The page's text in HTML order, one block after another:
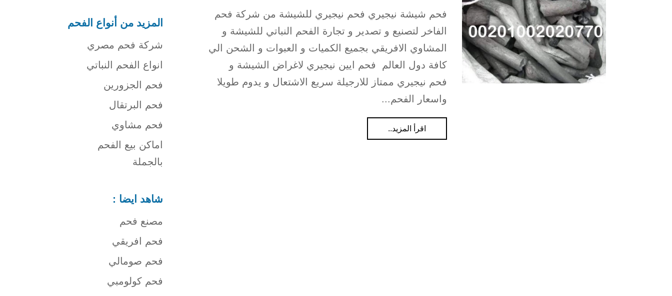
فحم شيشة نيجيري فحم نيجيري للشيشة من شركة فحم
الفاخر لتصنيع و تصدير و تجارة الفحم النباتي للشيشة و
المشاوي الافريقي بجميع الكميات و العبوات و الشحن الي
كافة دول العالم فحم ايين نيجيري لاغراض الشيشة و
فحم نيجيري ممتاز للارجيلة سريع الاشتعال و يدوم طويلا
واسعار الفحم...
اقرأ المزيد..
المزيد من أنواع الفحم
شركة فحم مصري
انواع الفحم النباتي
فحم الجزورين
فحم البرتقال
فحم مشاوي
اماكن بيع الفحم
بالجملة
شاهد ايضا :
مصنع فحم
فحم افريقي
فحم صومالي
فحم كولومبي